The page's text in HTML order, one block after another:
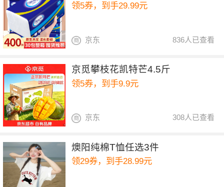
领5券，到手29.99元
836人已查看
京东
京觅攀枝花凯特芒4.5斤
领5券，到手9.9元
308人已查看
京东
燠阳纯棉T恤任选3件
领29券，到手28.99元